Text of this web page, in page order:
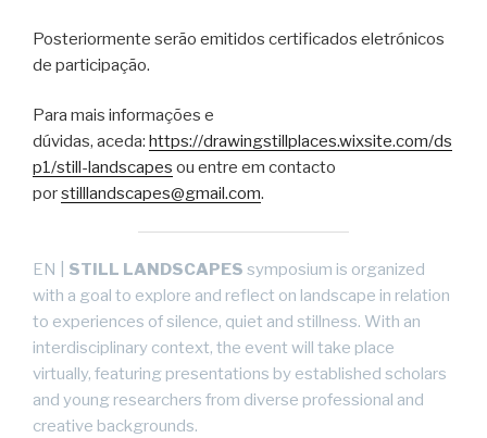
Posteriormente serão emitidos certificados eletrónicos
de participação.
Para mais informações e
dúvidas, aceda: https://drawingstillplaces.wixsite.com/ds
p1/still-landscapes ou entre em contacto
porstilllandscapes@gmail.com.
EN | STILL LANDSCAPES symposium is organized
with a goal to explore and reflect on landscape in relation
to experiences of silence, quiet and stillness. With an
interdisciplinary context, the event will take place
virtually, featuring presentations by established scholars
and young researchers from diverse professional and
creative backgrounds.